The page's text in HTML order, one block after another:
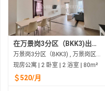
在万景岗3分区（BKK3)出租的现房公寓
万景岗3分区（BKK3) , 万景岗区（BKK) , 金边市
现房公寓 | 2 卧室 | 2 浴室 | 80m²
＄520/月